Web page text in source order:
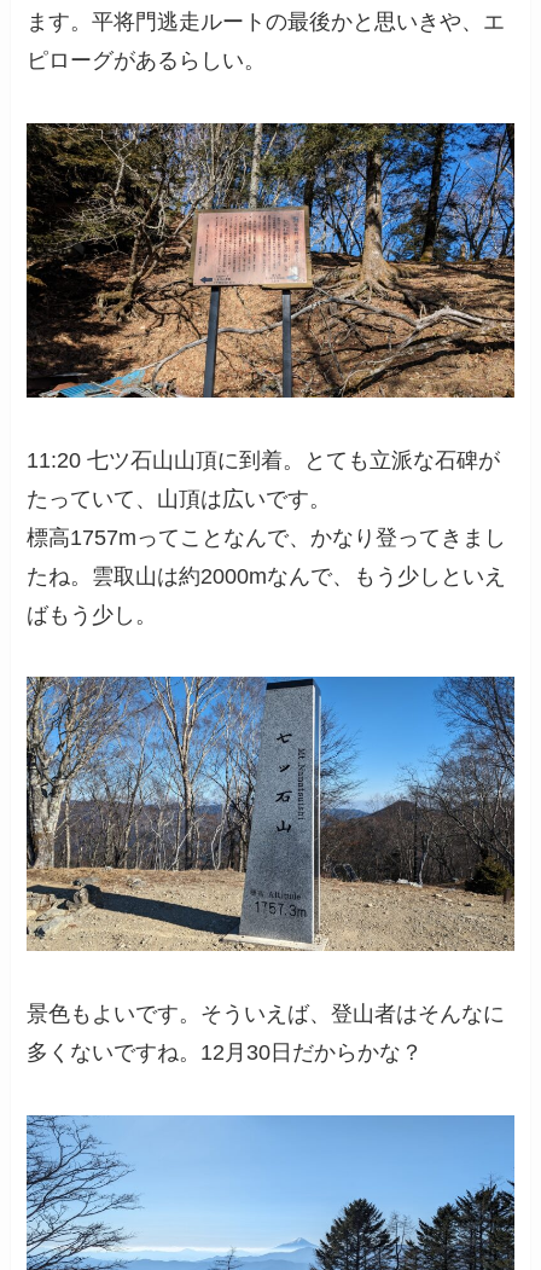
ます。平将門逃走ルートの最後かと思いきや、エ
ピローグがあるらしい。
11:20 七ツ石山山頂に到着。とても立派な石碑が
たっていて、山頂は広いです。
標高1757mってことなんで、かなり登ってきまし
たね。雲取山は約2000mなんで、もう少しといえ
ばもう少し。
景色もよいです。そういえば、登山者はそんなに
多くないですね。12月30日だからかな？